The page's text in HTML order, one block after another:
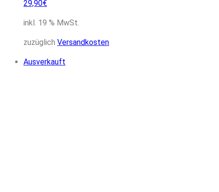
29,90€
inkl. 19 % MwSt.
zuzüglich Versandkosten
Ausverkauft